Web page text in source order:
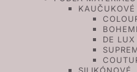
KAUČUKOVÉ
DE